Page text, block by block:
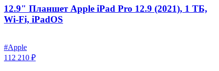
12.9" Планшет Apple iPad Pro 12.9 (2021), 1 ТБ,
Wi-Fi, iPadOS
#Apple
112 210 ₽